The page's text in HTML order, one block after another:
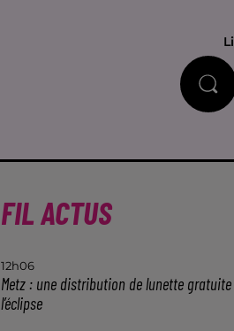
FIL ACTUS
12h06
Metz : une distribution de lunette
l’éclipse